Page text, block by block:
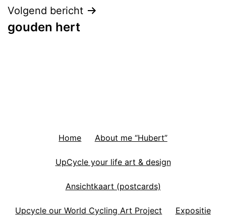
Volgend bericht
gouden hert
Home About me “Hubert”
UpCycle your life art & design
Ansichtkaart (postcards)
Upcycle our World Cycling Art Project Expositie